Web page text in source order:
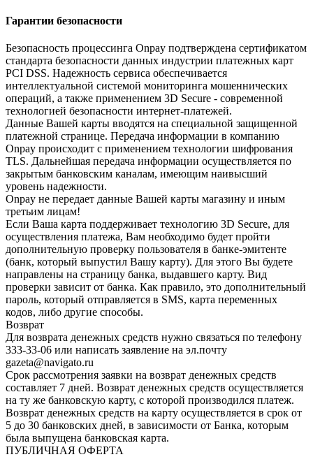
Гарантии безопасности
Безопасность процессинга Onpay подтверждена сертификатом
стандарта безопасности данных индустрии платежных карт
PCI DSS. Надежность сервиса обеспечивается
интеллектуальной системой мониторинга мошеннических
операций, а также применением 3D Secure - современной
технологией безопасности интернет-платежей.
Данные Вашей карты вводятся на специальной защищенной
платежной странице. Передача информации в компанию
Onpay происходит с применением технологии шифрования
TLS. Дальнейшая передача информации осуществляется по
закрытым банковским каналам, имеющим наивысший
уровень надежности.
Onpay не передает данные Вашей карты магазину и иным
третьим лицам!
Если Ваша карта поддерживает технологию 3D Secure, для
осуществления платежа, Вам необходимо будет пройти
дополнительную проверку пользователя в банке-эмитенте
(банк, который выпустил Вашу карту). Для этого Вы будете
направлены на страницу банка, выдавшего карту. Вид
проверки зависит от банка. Как правило, это дополнительный
пароль, который отправляется в SMS, карта переменных
кодов, либо другие способы.
Возврат
Для возврата денежных средств нужно связаться по телефону
333-33-06 или написать заявление на эл.почту
gazeta@navigato.ru
Срок рассмотрения заявки на возврат денежных средств
составляет 7 дней. Возврат денежных средств осуществляется
на ту же банковскую карту, с которой производился платеж.
Возврат денежных средств на карту осуществляется в срок от
5 до 30 банковских дней, в зависимости от Банка, которым
была выпущена банковская карта.
ПУБЛИЧНАЯ ОФЕРТА